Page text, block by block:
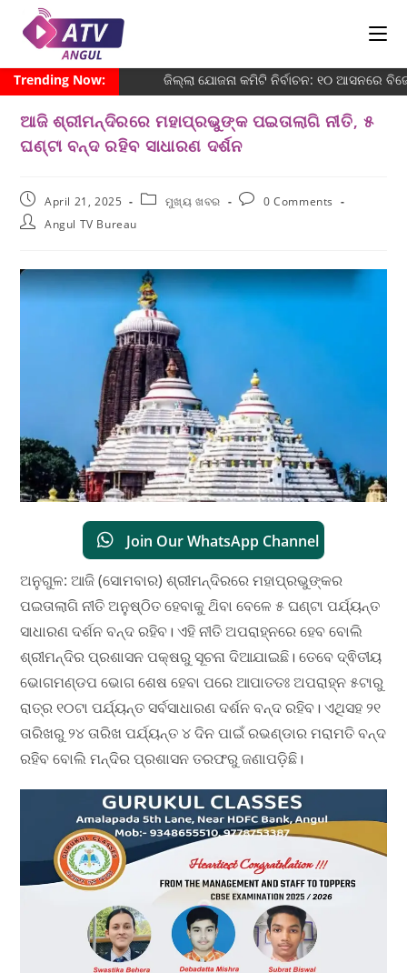
Trending Now: ଜିଲ୍ଲା ଯୋଜନା କମିଟି ନିର୍ବାଚନ: ୧୦ ଆସନରେ
ଆଜି ଶ୍ରୀମନ୍ଦିରରେ ମହାପ୍ରଭୁଙ୍କ ପଇତାଲାଗି ନୀତି, ୫
ଘଣ୍ଟା ବନ୍ଦ ରହିବ ସାଧାରଣ ଦର୍ଶନ
April 21, 2025 ମୁଖ୍ୟ ଖବର
0 Comments
Angul TV Bureau
Join Our WhatsApp Channel
ଅନୁଗୁଳ: ଆଜି (ସୋମବାର) ଶ୍ରୀମନ୍ଦିରରେ ମହାପ୍ରଭୁଙ୍କର
ପଇତାଲାଗି ନୀତି ଅନୁଷ୍ଠିତ ହେବାକୁ ଥ‌ିବା ବେଳେ ୫ ଘଣ୍ଟା ପର୍ଯ୍ୟନ୍ତ
ସାଧାରଣ ଦର୍ଶନ ବନ୍ଦ ରହିବ। ଏହି ନୀତି ଅପରାହ୍ନରେ ହେବ ବୋଲି
ଶ୍ରୀମନ୍ଦିର ପ୍ରଶାସନ ପକ୍ଷରୁ ସୂଚନା ଦିଆଯାଇଛି। ତେବେ ଦ୍ଵିତୀୟ
ଭୋଗମଣ୍ଡପ ଭୋଗ ଶେଷ ହେବା ପରେ ଆପାତତଃ ଅପରାହ୍ନ ୫ଟାରୁ
ରାତ୍ର ୧୦ଟା ପର୍ଯ୍ୟନ୍ତ ସର୍ବସାଧାରଣ ଦର୍ଶନ ବନ୍ଦ ରହିବ। ଏଥିସହ ୨୧
ତାରିଖରୁ ୨୪ ତାରିଖ ପର୍ଯ୍ୟନ୍ତ ୪ ଦିନ ପାଇଁ ରଭଣ୍ଡାର ମରାମତି ବନ୍ଦ
ରହିବ ବୋଲି ମନ୍ଦିର ପ୍ରଶାସନ ତରଫରୁ ଜଣାପଡ଼ିଛି।